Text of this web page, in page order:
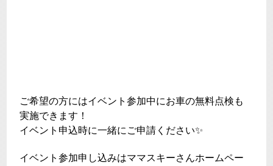
ご希望の方にはイベント参加中にお車の無料点検も
実施できます！
イベント申込時に一緒にご申請ください✨
イベント参加申し込みはママスキーさんホームペー